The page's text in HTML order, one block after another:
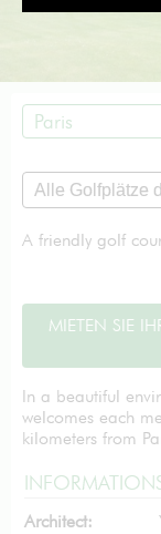
Paris
A friendly golf
MIETEN SIE
In a beautiful
welcomes each
kilometers from
Architect: